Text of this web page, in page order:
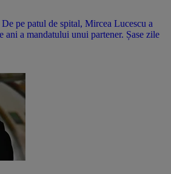
pe patul de spital, Mircea Lucescu a
ani a mandatului unui partener. Șase zile